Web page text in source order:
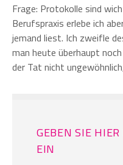
Frage: Protokolle sind
Berufspraxis erlebe ich
jemand liest. Ich zweifle
man heute überhaupt
der Tat nicht
GEBEN SIE
EIN